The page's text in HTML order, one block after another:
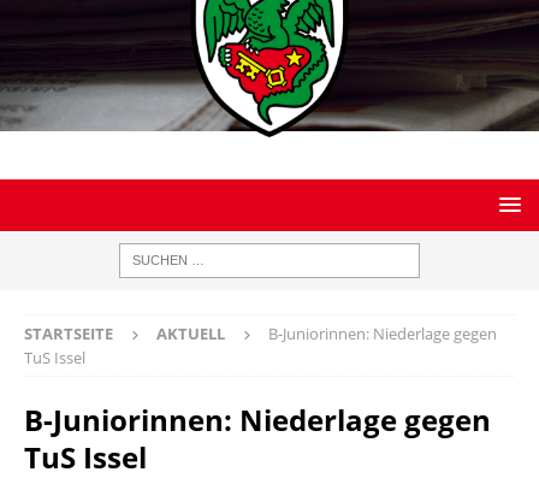
STARTSEITE AKTUELL
B-Juniorinnen: Niederlage gegen
TuS Issel
B-Juniorinnen: Niederlage gegen
TuS Issel